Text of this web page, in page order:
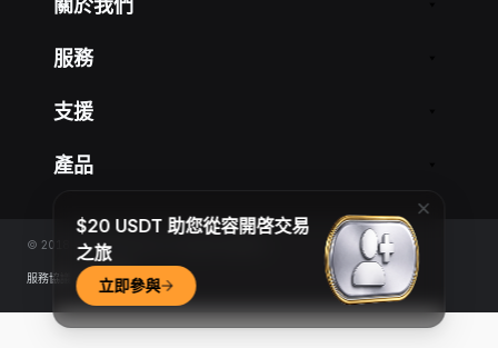
關於我們
服務
支援
產品
© 2018-2026 Bybit.com. All rights reserved.
服務協議 | 隱私條款
$20 USDT 助您從容開啓交易
之旅
立即參與